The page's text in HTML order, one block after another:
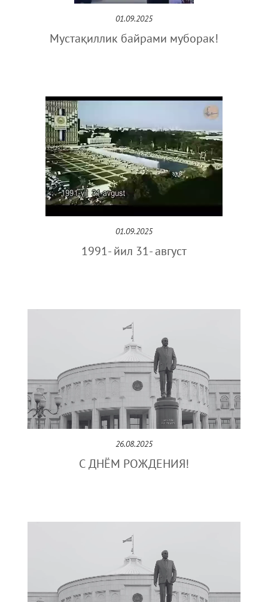
01.09.2025
Мустақиллик байрами муборак!
01.09.2025
1991- йил 31- август
26.08.2025
С ДНЁМ РОЖДЕНИЯ!